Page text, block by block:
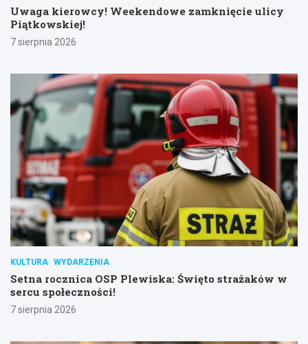
Uwaga kierowcy! Weekendowe zamknięcie ulicy
Piątkowskiej!
7 sierpnia 2026
KULTURA WYDARZENIA
Setna rocznica OSP Plewiska: Święto strażaków w
sercu społeczności!
7 sierpnia 2026